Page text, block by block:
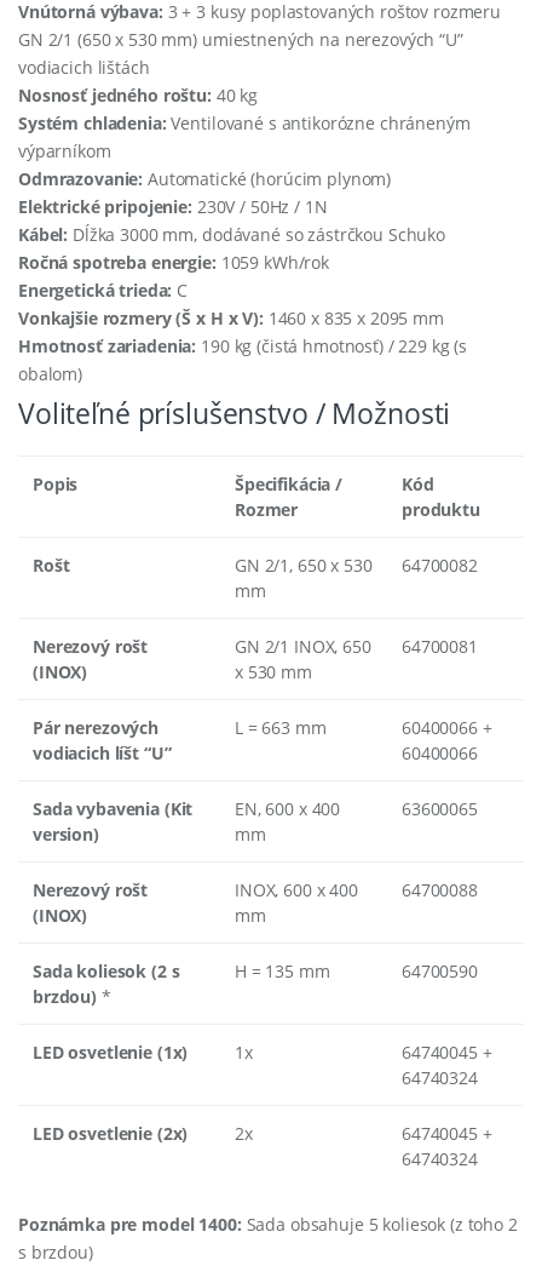
Vnútorná výbava: 3 + 3 kusy poplastovaných roštov rozmeru
GN 2/1 (650 x 530 mm) umiestnených na nerezových “U”
vodiacich lištách
Nosnosť jedného roštu: 40 kg
Systém chladenia: Ventilované s antikorózne chráneným
výparníkom
Odmrazovanie: Automatické (horúcim plynom)
Elektrické pripojenie: 230V / 50Hz / 1N
Kábel: Dĺžka 3000 mm, dodávané so zástrčkou Schuko
Ročná spotreba energie: 1059 kWh/rok
Energetická trieda: C
Vonkajšie rozmery (Š x H x V): 1460 x 835 x 2095 mm
Hmotnosť zariadenia: 190 kg (čistá hmotnosť) / 229 kg (s
obalom)
Voliteľné príslušenstvo / Možnosti
Popis
Špecifikácia /
Rozmer
Kód
produktu
Rošt
GN 2/1, 650 x 530
mm
64700082
Nerezový rošt
(INOX)
GN 2/1 INOX, 650
x 530 mm
64700081
Pár nerezových
vodiacich líšt “U”
L = 663 mm
60400066 +
60400066
Sada vybavenia (Kit
version)
EN, 600 x 400
mm
63600065
Nerezový rošt
(INOX)
INOX, 600 x 400
mm
64700088
Sada koliesok (2 s
brzdou) *
H = 135 mm 64700590
LED osvetlenie (1x) 1x
64740045 +
64740324
LED osvetlenie (2x) 2x
64740045 +
64740324
Poznámka pre model 1400: Sada obsahuje 5 koliesok (z toho 2
s brzdou)